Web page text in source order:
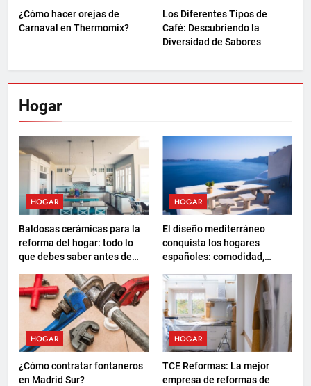
¿Cómo hacer orejas de
Carnaval en Thermomix?
Los Diferentes Tipos de
Café: Descubriendo la
Diversidad de Sabores
Hogar
HOGAR
Baldosas cerámicas para la
reforma del hogar: todo lo
que debes saber antes de
HOGAR
El diseño mediterráneo
conquista los hogares
españoles: comodidad,
formas de descanso
HOGAR
¿Cómo contratar fontaneros
en Madrid Sur?
HOGAR
TCE Reformas: La mejor
empresa de reformas de